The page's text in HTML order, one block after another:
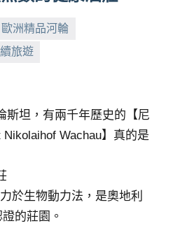
歐洲精品河輪
旅遊
斯坦，有兩千年歷史的【尼
Wachau】真的是
於生物動力法，是奧地利
的莊園。